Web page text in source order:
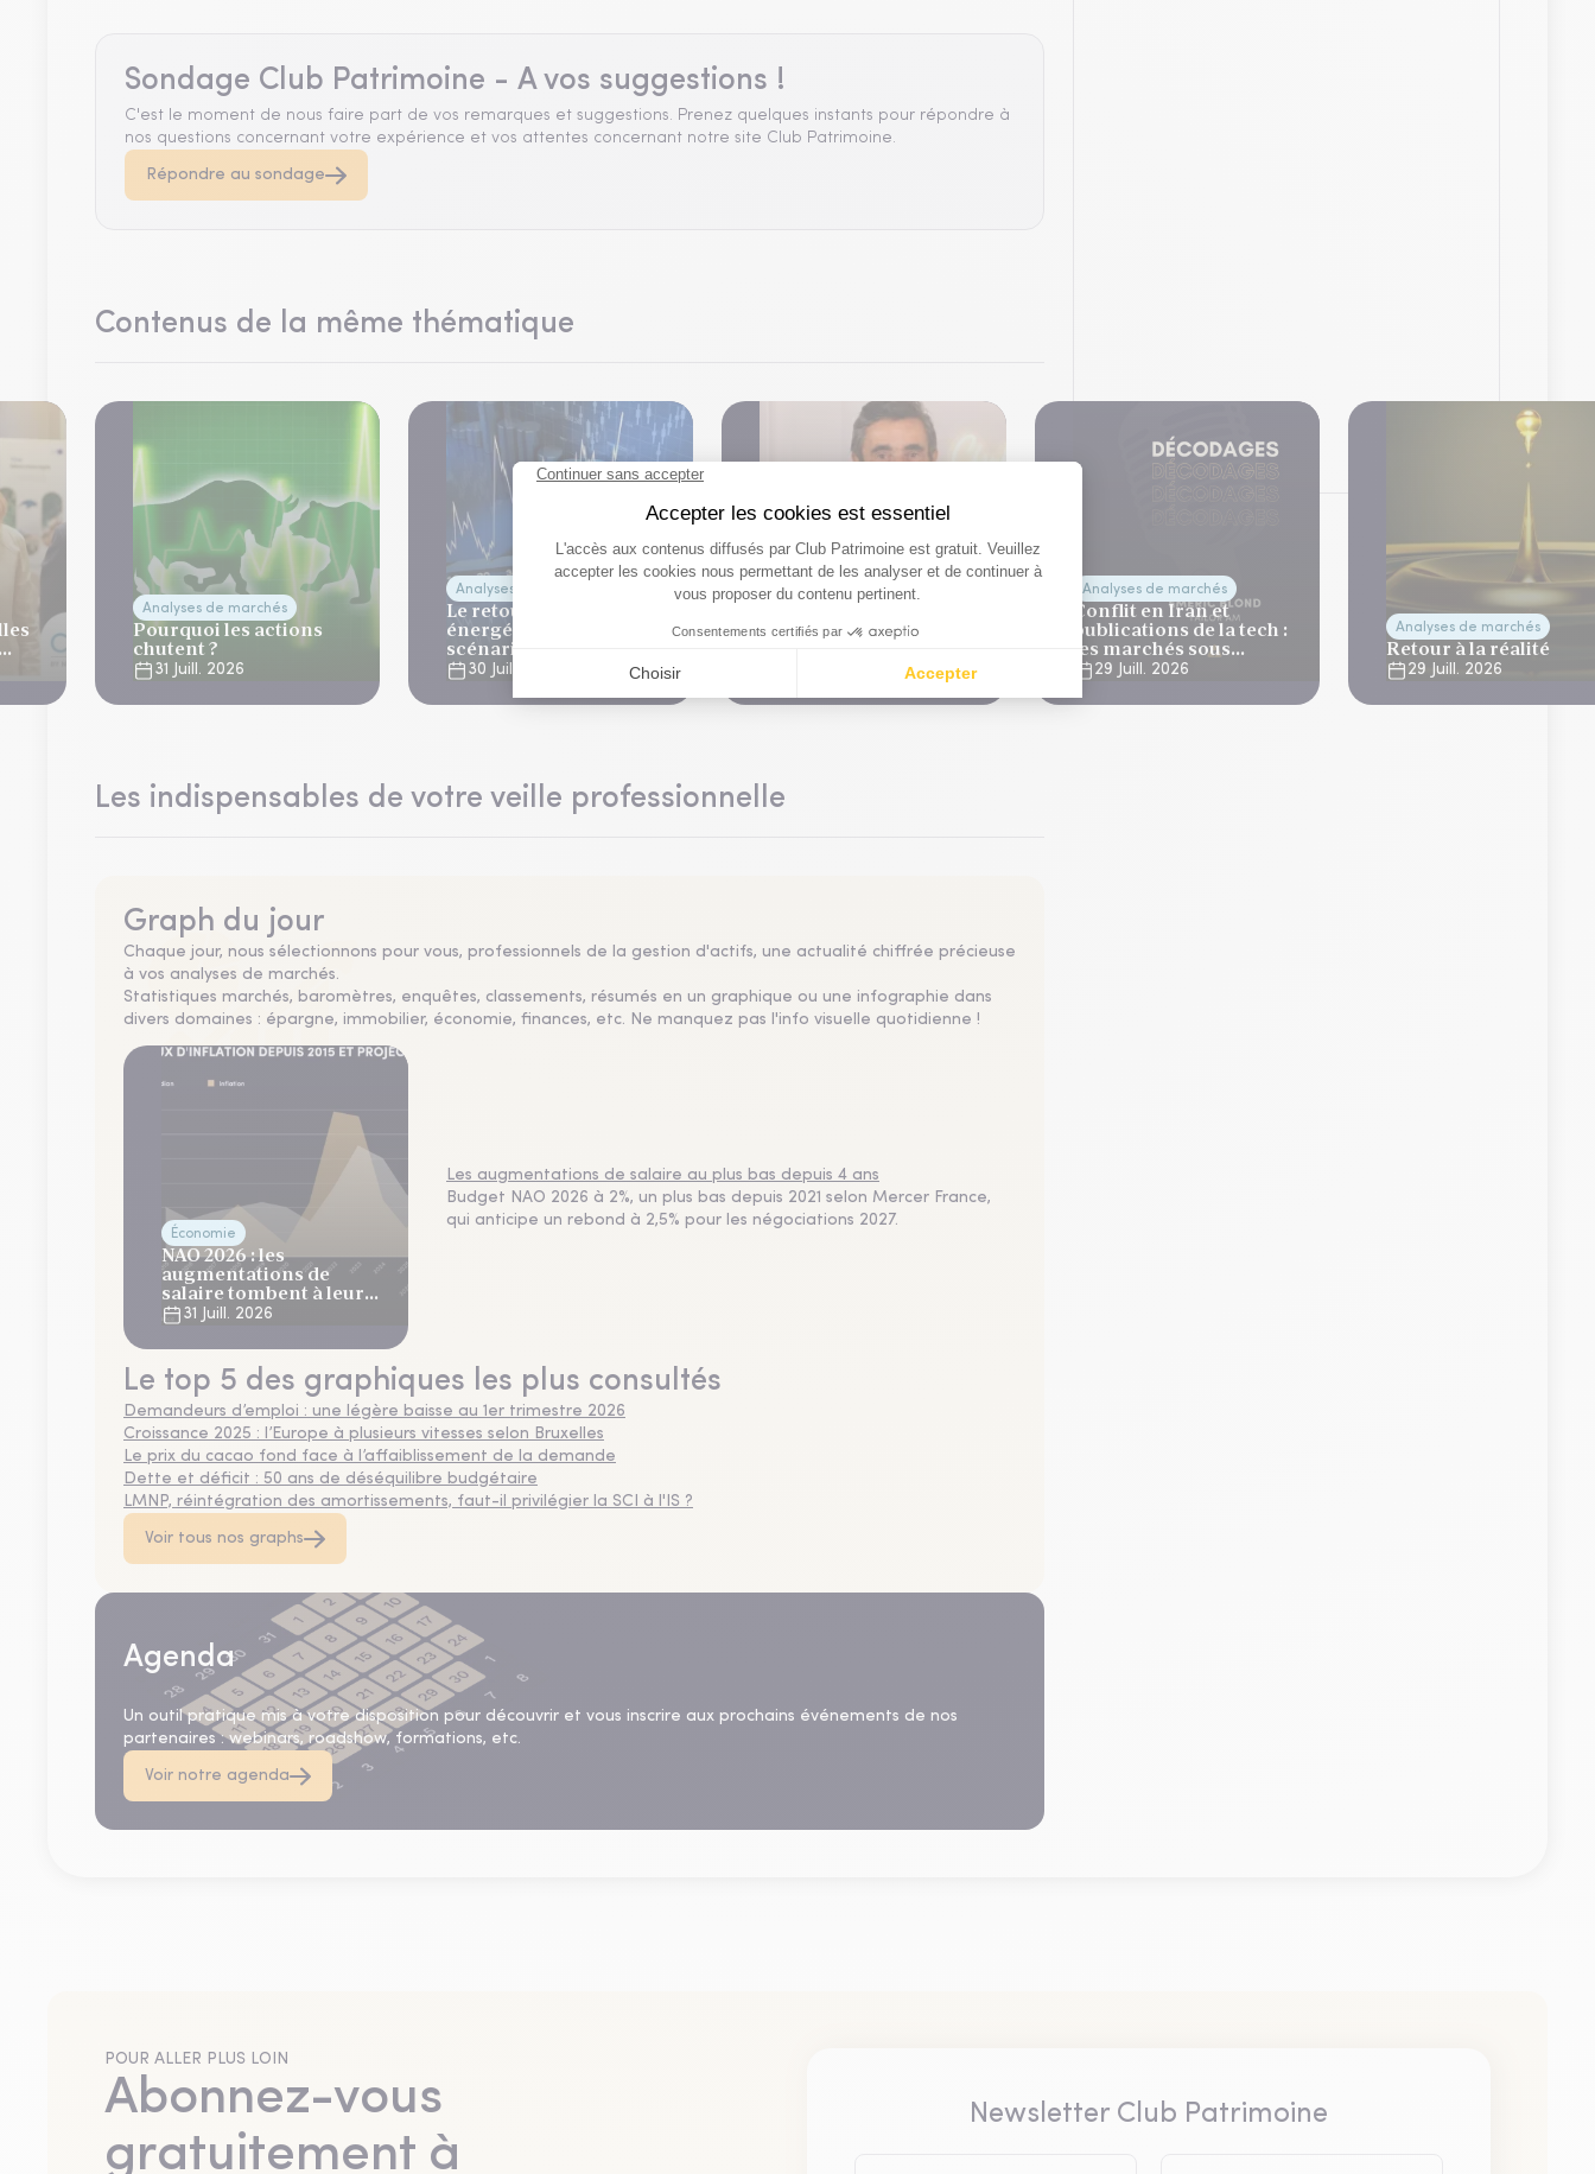
Sondage Club Patrimoine - A vos suggestions !
C'est le moment de nous faire part de vos remarques et suggestions. Prenez quelques instants pour répondre à
nos questions concernant votre expérience et vos attentes concernant notre site Club Patrimoine.
Répondre au sondage
Contenus de la même thématique
Analyses de marchés
Pourquoi les actions
chutent ?
31 Juill. 2026
Analyses de marchés
Le retour du risque
énergétique bouscule le
scénario de
normalisation
30 Juill. 2026
Analyses de marchés
s’acclimatent-ils aux
Analyses de marchés
Conflit en Iran et
publications de la tech :
les marchés sous
tension
29 Juill. 2026
Analyses de marchés
Retour à la réalité
29 Juill. 2026
Les indispensables de votre veille professionnelle
Graph du jour
Chaque jour, nous sélectionnons pour vous, professionnels de la gestion d'actifs, une actualité chiffrée précieuse
à vos analyses de marchés.
Statistiques marchés, baromètres, enquêtes, classements, résumés en un graphique ou une infographie dans
divers domaines : épargne, immobilier, économie, finances, etc. Ne manquez pas l'info visuelle quotidienne !
Économie
NAO 2026 : les
augmentations de
salaire tombent à leur
plus bas niveau depuis 4
ans
31 Juill. 2026
Les augmentations de salaire au plus bas depuis 4 ans
Budget NAO 2026 à 2%, un plus bas depuis 2021 selon Mercer France,
qui anticipe un rebond à 2,5% pour les négociations 2027.
Le top 5 des graphiques les plus consultés
Demandeurs d’emploi : une légère baisse au 1er trimestre 2026
Croissance 2025 : l’Europe à plusieurs vitesses selon Bruxelles
Le prix du cacao fond face à l’affaiblissement de la demande
Dette et déficit : 50 ans de déséquilibre budgétaire
LMNP, réintégration des amortissements, faut-il privilégier la SCI à l'IS ?
Voir tous nos graphs
Agenda
Un outil pratique mis à votre disposition pour découvrir et vous inscrire aux prochains événements de nos
partenaires : webinars, roadshow, formations, etc.
Voir notre agenda
POUR ALLER PLUS LOIN
Abonnez-vous
gratuitement à
Newsletter Club Patrimoine